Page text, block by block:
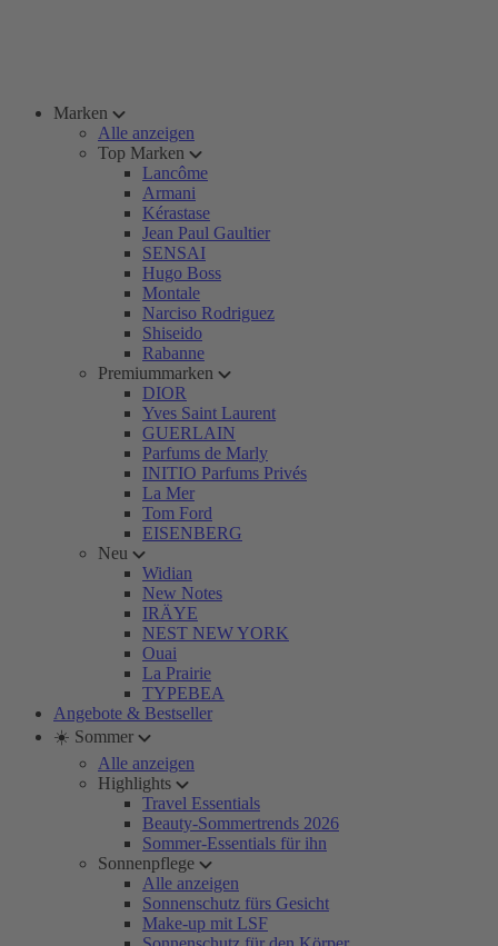
Marken
Alle anzeigen
Top Marken
Lancôme
Armani
Kérastase
Jean Paul Gaultier
SENSAI
Hugo Boss
Montale
Narciso Rodriguez
Shiseido
Rabanne
Premiummarken
DIOR
Yves Saint Laurent
GUERLAIN
Parfums de Marly
INITIO Parfums Privés
La Mer
Tom Ford
EISENBERG
Neu
Widian
New Notes
IRÄYE
NEST NEW YORK
Ouai
La Prairie
TYPEBEA
Angebote & Bestseller
☀️ Sommer
Alle anzeigen
Highlights
Travel Essentials
Beauty-Sommertrends 2026
Sommer-Essentials für ihn
Sonnenpflege
Alle anzeigen
Sonnenschutz fürs Gesicht
Make-up mit LSF